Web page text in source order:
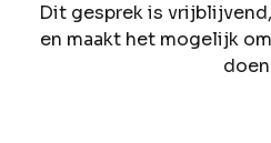
Dit gesprek is
en maakt het mogelijk